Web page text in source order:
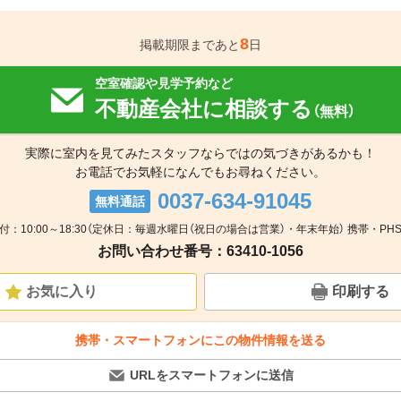
掲載期限まであと8日
空室確認や見学予約など
不動産会社に相談する （無料）
実際に室内を見てみたスタッフならではの気づきがあるかも！
お電話でお気軽になんでもお尋ねください。
無料通話 0037-634-91045
：10:00～18:30（定休日：毎週水曜日（祝日の場合は営業）・年末年始） 携帯・
お問い合わせ番号：63410-1056
お気に入り 印刷する
携帯・スマートフォンにこの物件情報を送る
URLをスマートフォンに送信